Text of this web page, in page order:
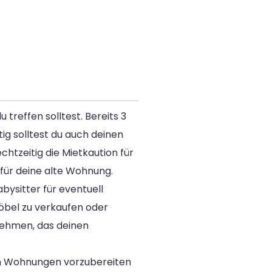
treffen solltest. Bereits 3
solltest du auch deinen
die Mietkaution für
deine alte Wohnung.
für eventuell
zu verkaufen oder
das deinen
Wohnungen vorzubereiten